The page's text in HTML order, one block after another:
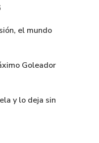
el mundo
Goleador
y lo deja sin